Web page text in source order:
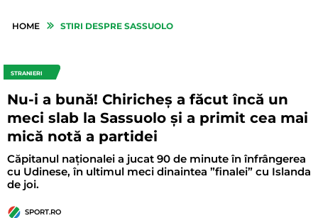
HOME STIRI DESPRE SASSUOLO
STRANIERI
Nu-i a bună! Chiricheș a făcut încă un
meci slab la Sassuolo și a primit cea mai
mică notă a partidei
Căpitanul naționalei a jucat 90 de minute în înfrângerea
cu Udinese, în ultimul meci dinaintea ”finalei” cu Islanda
de joi.
SPORT.RO